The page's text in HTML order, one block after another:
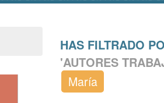
HAS FILTRADO
'AUTORES
María